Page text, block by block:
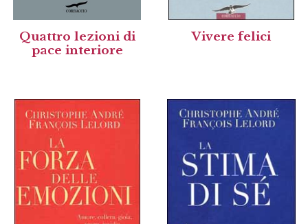
Quattro lezioni di
pace interiore
Vivere felici